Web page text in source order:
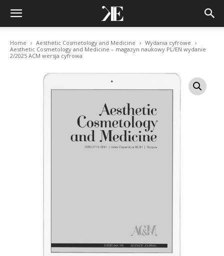
Home Aesthetic Cosmetology and Medicine
Wydania cyfrowe
Aesthetic Cosmetology and Medicine – magazyn naukowy PL/EN wydanie
2/2025 ACM wersja cyfrowa